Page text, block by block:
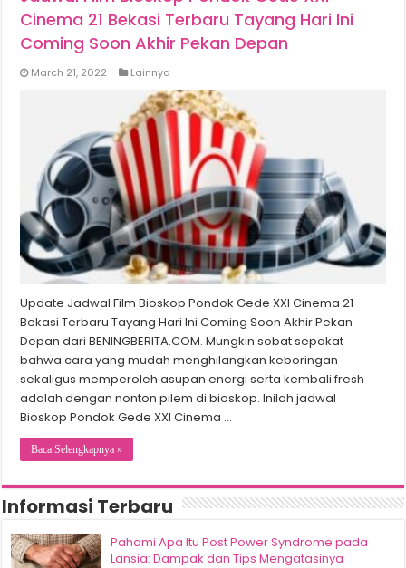
Cinema 21 Bekasi Terbaru Tayang Hari Ini
Coming Soon Akhir Pekan Depan
March 21, 2022 Lainnya
Update Jadwal Film Bioskop Pondok Gede XXI Cinema 21
Bekasi Terbaru Tayang Hari Ini Coming Soon Akhir Pekan
Depan dari BENINGBERITA.COM. Mungkin sobat sepakat
bahwa cara yang mudah menghilangkan keboringan
sekaligus memperoleh asupan energi serta kembali fresh
adalah dengan nonton pilem di bioskop. Inilah jadwal
Bioskop Pondok Gede XXI Cinema …
Baca Selengkapnya »
Informasi Terbaru
Pahami Apa Itu Post Power Syndrome pada
Lansia: Dampak dan Tips Mengatasinya